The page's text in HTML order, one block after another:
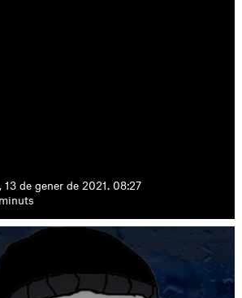
13 de gener de 2021. 08:27